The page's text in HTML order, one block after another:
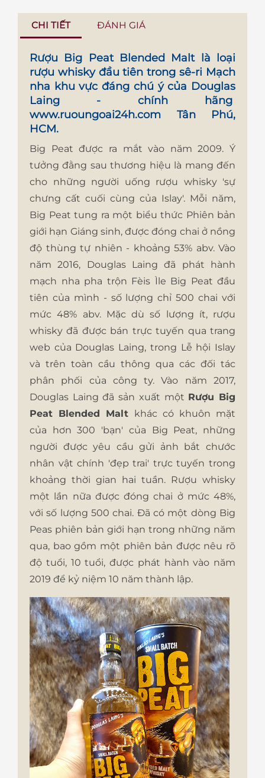
CHI TIẾT ĐÁNH GIÁ
Rượu Big Peat Blended Maltlà loại
rượu whisky đầu tiên trong sê-ri Mạch
nha khu vực đáng chú ý của Douglas
Laing - chính hãng
www.ruoungoai24h.com Tân Phú,
HCM.
Big Peat được ra mắt vào năm 2009. Ý
tưởng đằng sau thương hiệu là mang đến
cho những người uống rượu whisky 'sự
chưng cất cuối cùng của Islay'. Mỗi năm,
Big Peat tung ra một biểu thức Phiên bản
giới hạn Giáng sinh, được đóng chai ở nồng
độ thùng tự nhiên - khoảng 53% abv. Vào
năm 2016, Douglas Laing đã phát hành
mạch nha pha trộn Fèis Ìle Big Peat đầu
tiên của mình - số lượng chỉ 500 chai với
mức 48% abv. Mặc dù số lượng ít, rượu
whisky đã được bán trực tuyến qua trang
web của Douglas Laing, trong Lễ hội Islay
và trên toàn cầu thông qua các đối tác
phân phối của công ty. Vào năm 2017,
Douglas Laing đã sản xuất một Rượu Big
Peat Blended Malt khác có khuôn mặt
của hơn 300 'bạn' của Big Peat, những
người được yêu cầu gửi ảnh bắt chước
nhân vật chính 'đẹp trai' trực tuyến trong
khoảng thời gian hai tuần. Rượu whisky
một lần nữa được đóng chai ở mức 48%,
với số lượng 500 chai. Đã có một dòng Big
Peas phiên bản giới hạn trong những năm
qua, bao gồm một phiên bản được nêu rõ
độ tuổi, 10 tuổi, được phát hành vào năm
2019 để kỷ niệm 10 năm thành lập.